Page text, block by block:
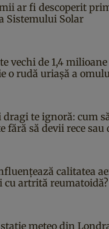
ar fi descoperit
Sistemului Solar
vechi de 1,4
o rudă uriașă a
dragi te ignoră: cum
fără să devii rece sau
calitatea
cu artrită reumatoidă?
stație meteo din